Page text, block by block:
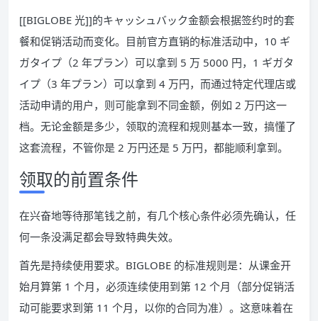
[[BIGLOBE 光]]的キャッシュバック金额会根据签约时的套
餐和促销活动而变化。目前官方直销的标准活动中，10 ギ
ガタイプ（2 年プラン）可以拿到 5 万 5000 円，1 ギガタ
イプ（3 年プラン）可以拿到 4 万円，而通过特定代理店或
活动申请的用户，则可能拿到不同金额，例如 2 万円这一
档。无论金额是多少，领取的流程和规则基本一致，搞懂了
这套流程，不管你是 2 万円还是 5 万円，都能顺利拿到。
领取的前置条件
在兴奋地等待那笔钱之前，有几个核心条件必须先确认，任
何一条没满足都会导致特典失效。
首先是持续使用要求。BIGLOBE 的标准规则是：从课金开
始月算第 1 个月，必须连续使用到第 12 个月（部分促销活
动可能要求到第 11 个月，以你的合同为准）。这意味着在